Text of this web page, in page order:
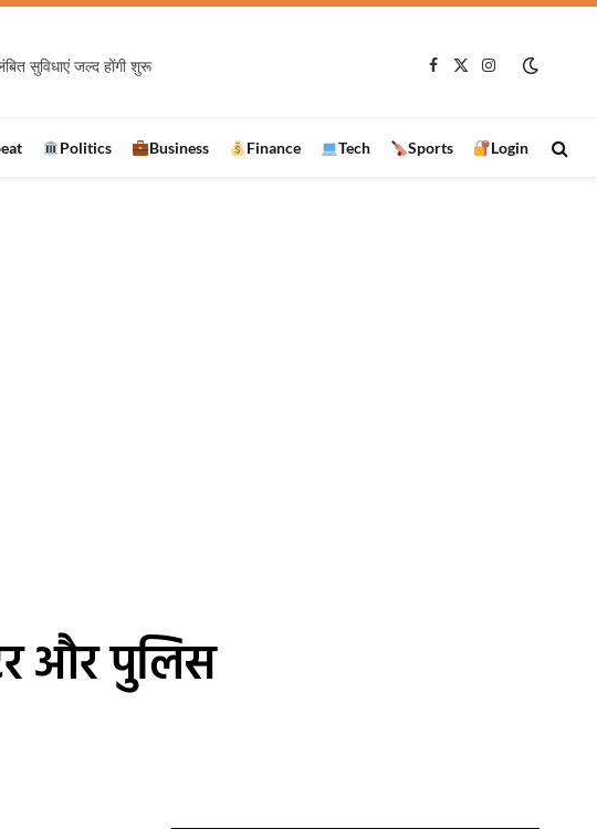
सुविधाएं जल्द होंगी शुरू
Facebook
X
Instagram
Politics Business Finance Tech Sports Login
और पुलिस